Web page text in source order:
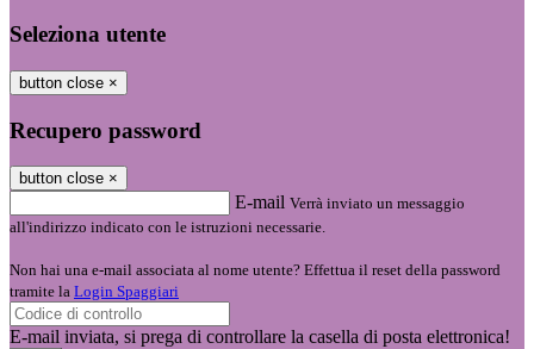
Seleziona utente
button close ×
Recupero password
button close ×
E-mail Verrà inviato un messaggio
all'indirizzo indicato con le istruzioni necessarie.
Non hai una e-mail associata al nome utente? Effettua il reset della password
tramite la Login Spaggiari
E-mail inviata, si prega di controllare la casella di posta elettronica!